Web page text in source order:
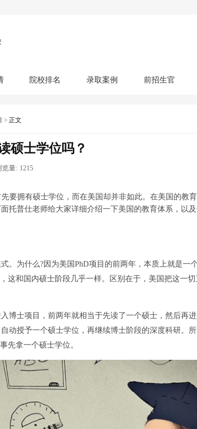
资讯
申请：
申请： 博士定制方案
合申请： 菁英联申计划
学工具： GPA计算器 留学评估 智能诊断
院校排名 录取案例 前招生官
> 正文
硕士学位吗？
览量: 1215
要拥有硕士学位，而在美国却并非如此。在美国的教
托普仕老师给大家详细介绍一下美国的教育体系，以
什么?因为美国PhD项目的前两年，本质上就是一个
这和国内硕士阶段几乎一样。区别在于，美国把这一
士项目，前两年就相当于先读了一个硕士，然后再进
动授予一个硕士学位，再继续博士阶段的深度科研。
先拿一个硕士学位。